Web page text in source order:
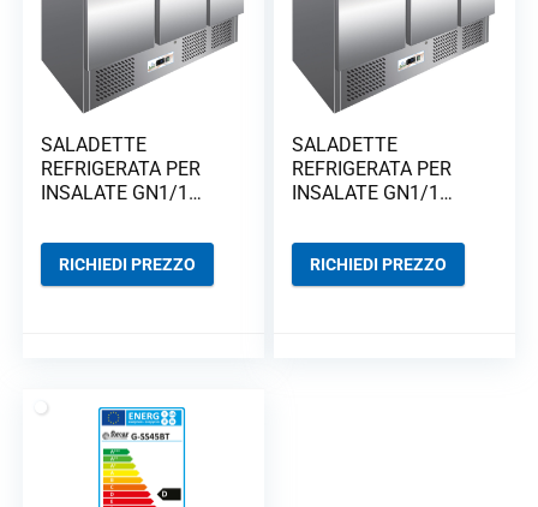
SALADETTE
REFRIGERATA PER
INSALATE GN1/1
RICHIEDI PREZZO
SALADETTE
REFRIGERATA PER
INSALATE GN1/1
S903TOP
RICHIEDI PREZZO